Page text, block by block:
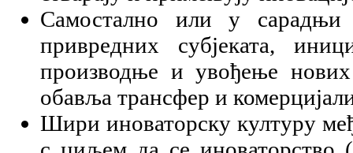
Самостално или у сарадњи
привредних субјеката,
производње и увођење нових
обавља трансфер и
Шири иноваторску културу